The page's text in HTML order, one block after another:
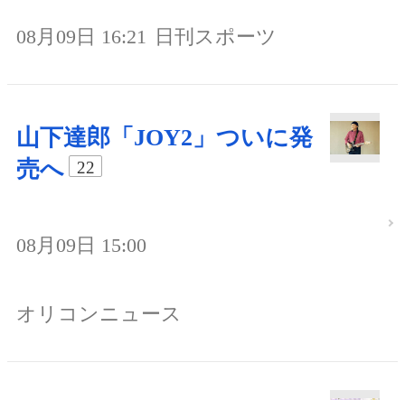
08月09日 16:21 日刊スポーツ
山下達郎「JOY2」ついに発
売へ
22
08月09日 15:00
オリコンニュース